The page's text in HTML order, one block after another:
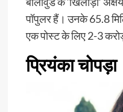
पॉपुलर हैं। उनके 65.8
एक पोस्ट के लिए 2-3
प्रियंका चोपड़ा